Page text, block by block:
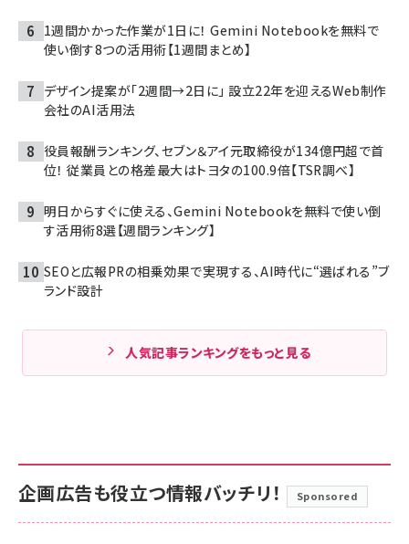
1週間かかった作業が1日に！ Gemini Notebookを無料で
使い倒す8つの活用術【1週間まとめ】
デザイン提案が「2週間→2日に」 設立22年を迎えるWeb制作
会社のAI活用法
役員報酬ランキング、セブン＆アイ元取締役が134億円超で首
位！ 従業員との格差最大はトヨタの100.9倍【TSR調べ】
明日からすぐに使える、Gemini Notebookを無料で使い倒
す活用術8選【週間ランキング】
SEOと広報PRの相乗効果で実現する、AI時代に“選ばれる”ブ
ランド設計
人気記事ランキングをもっと見る
企画広告も役立つ情報バッチリ！ Sponsored